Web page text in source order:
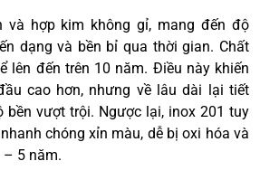
và hợp kim không gỉ, mang đến độ
dạng và bền bỉ qua thời gian. Chất
lên đến trên 10 năm. Điều này khiến
cao hơn, nhưng về lâu dài lại tiết
bền vượt trội. Ngược lại, inox 201 tuy
chóng xỉn màu, dễ bị oxi hóa và
5 năm.